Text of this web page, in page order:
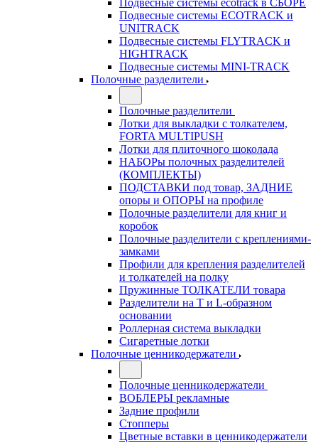
Подвесные системы ecotrack в СБОРЕ
Подвесные системы ECOTRACK и
UNITRACK
Подвесные системы FLYTRACK и
HIGHTRACK
Подвесные системы MINI-TRACK
Полочные разделители
Полочные разделители
Лотки для выкладки с толкателем,
FORTA MULTIPUSH
Лотки для плиточного шоколада
НАБОРы полочных разделителей
(КОМПЛЕКТЫ)
ПОДСТАВКИ под товар, ЗАДНИЕ
опоры и ОПОРЫ на профиле
Полочные разделители для книг и
коробок
Полочные разделители с креплениями-
замками
Профили для крепления разделителей
и толкателей на полку
Пружинные ТОЛКАТЕЛИ товара
Разделители на Т и L-образном
основании
Роллерная система выкладки
Сигаретные лотки
Полочные ценникодержатели
Полочные ценникодержатели
ВОБЛЕРЫ рекламные
Задние профили
Стопперы
Цветные вставки в ценникодержатели